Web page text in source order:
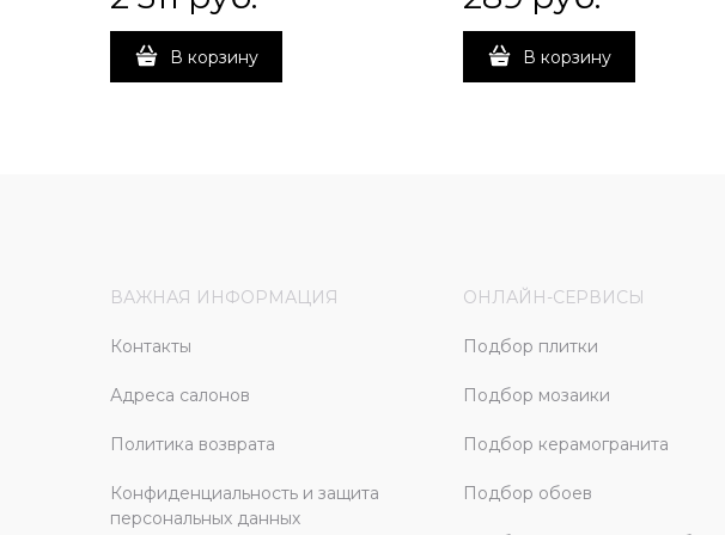
В корзину В корзину
ВАЖНАЯ ИНФОРМАЦИЯ
Контакты
Адреса салонов
Политика возврата
Конфиденциальность и защита
персональных данных
ОНЛАЙН-СЕРВИСЫ
Подбор плитки
Подбор мозаики
Подбор керамогранита
Подбор обоев